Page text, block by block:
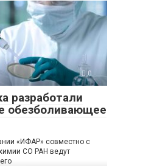
0
разработали
обезболивающее
«ИФАР» совместно с
СО РАН ведут